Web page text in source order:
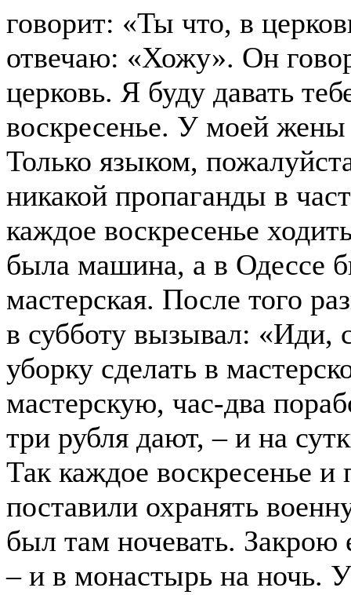
говорит: «Ты что, в
отвечаю: «Хожу». Он
церковь. Я буду давать
воскресенье. У моей
Только языком,
никакой пропаганды в
каждое воскресенье
была машина, а в Одессе
мастерская. После того
в субботу вызывал: «Иди,
уборку сделать в
мастерскую, час-два
три рубля дают, – и на
Так каждое воскресенье
поставили охранять
был там ночевать. Закрою
– и в монастырь на ночь.